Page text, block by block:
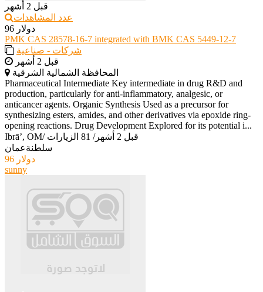
قبل 2 أشهر
عدد المشاهدات
96 دولار
PMK CAS 28578-16-7 integrated with BMK CAS 5449-12-7
شركات - صناعية
قبل 2 أشهر
المحافظة الشمالية الشرقية
Pharmaceutical Intermediate Key intermediate in drug R&D and
production, particularly for anti-inflammatory, analgesic, or
anticancer agents. Organic Synthesis Used as a precursor for
synthesizing esters, amides, and other derivatives via epoxide ring-
opening reactions. Drug Development Explored for its potential i...
Ibrā’, OM/ قبل 2 أشهر / 81 الزيارات
سلطنةعمان
96 دولار
sunny